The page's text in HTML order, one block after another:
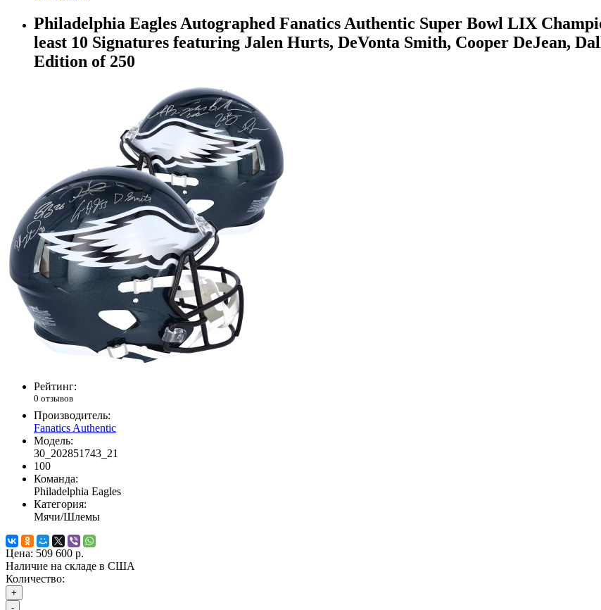
Philadelphia Eagles Autographed Fanatics Authentic Super Bowl LIX
least 10 Signatures featuring Jalen Hurts, DeVonta Smith, Cooper DeJean,
Edition of 250
Рейтинг:
0 отзывов
Производитель:
Fanatics Authentic
Модель:
30_202851743_21
100
Команда:
Philadelphia Eagles
Категория:
Мячи/Шлемы
Цена: 509 600 р.
Наличие на складе в США
Количество:
+
-